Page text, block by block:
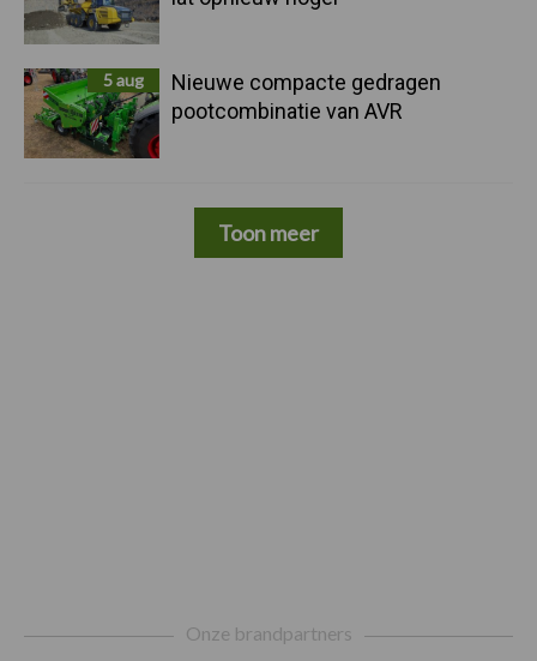
5 aug
Nieuwe compacte gedragen
pootcombinatie van AVR
Toon meer
Onze brandpartners